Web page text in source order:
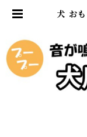
犬 お
ちゃ
ゴール
ペット
型犬